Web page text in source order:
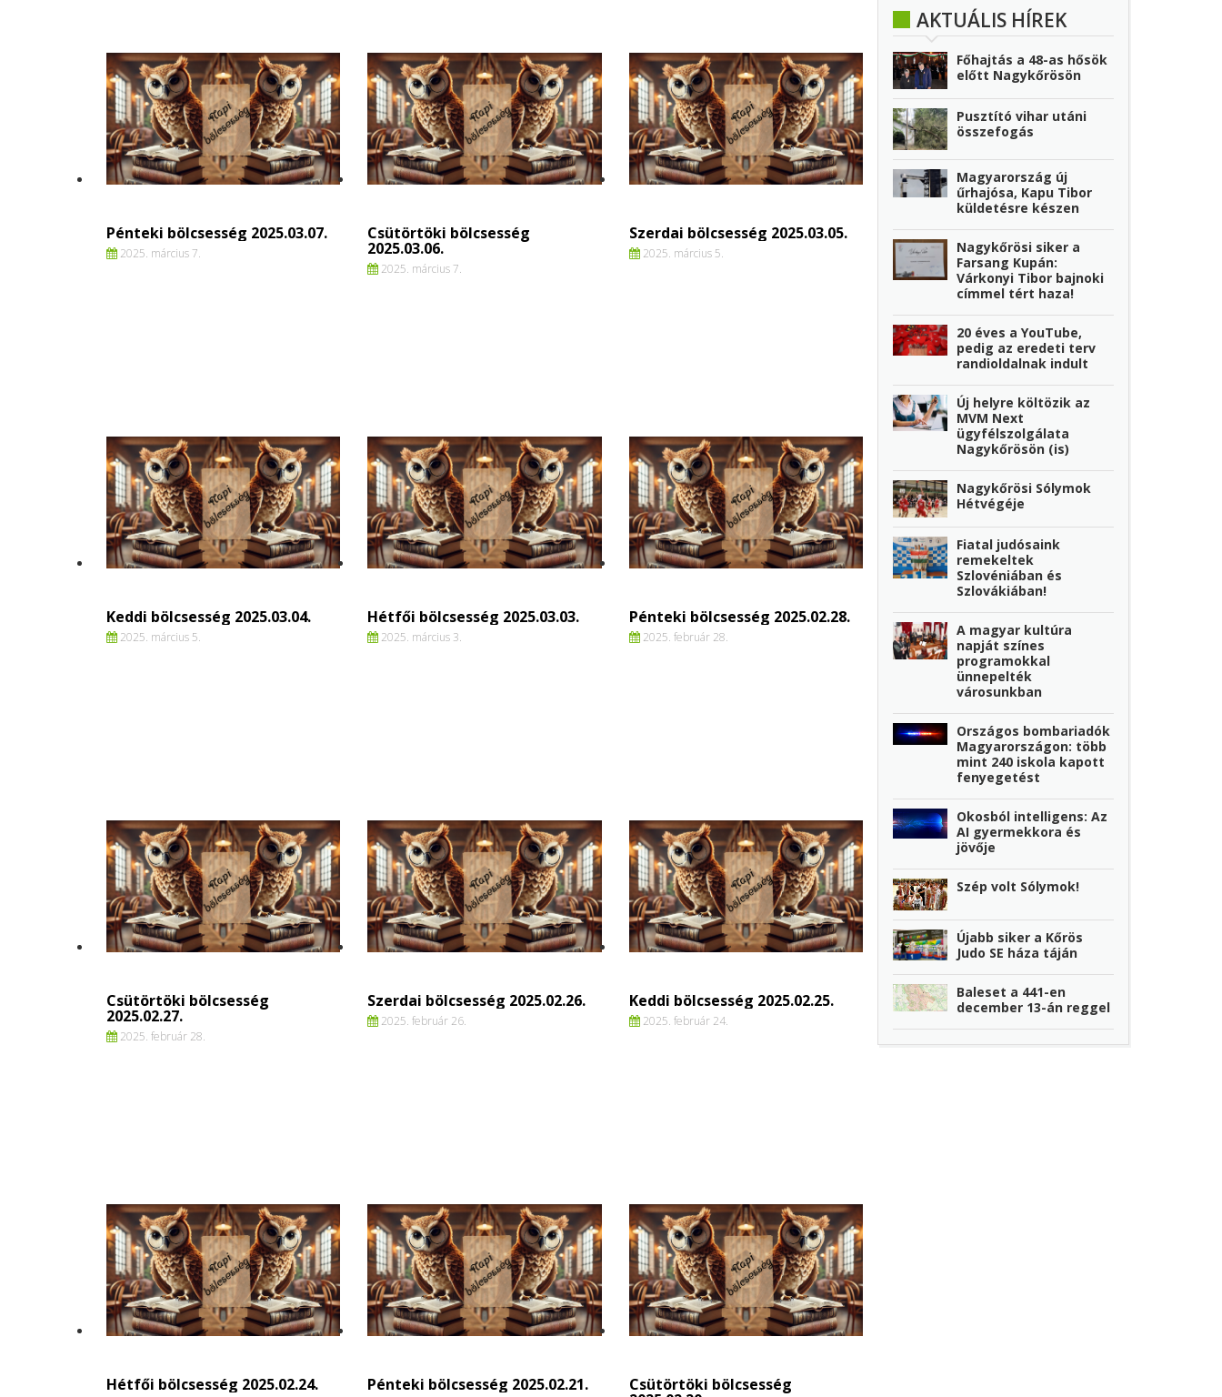
Pénteki bölcsesség 2025.03.07.
2025. március 7.
Csütörtöki bölcsesség
2025.03.06.
2025. március 7.
Szerdai bölcsesség 2025.03.05.
2025. március 5.
Keddi bölcsesség 2025.03.04.
2025. március 5.
Hétfői bölcsesség 2025.03.03.
2025. március 3.
Pénteki bölcsesség 2025.02.28.
2025. február 28.
Csütörtöki bölcsesség
2025.02.27.
2025. február 28.
Szerdai bölcsesség 2025.02.26.
2025. február 26.
Keddi bölcsesség 2025.02.25.
2025. február 24.
Hétfői bölcsesség 2025.02.24. Pénteki bölcsesség 2025.02.21. Csütörtöki bölcsesség
AKTUÁLIS HÍREK
Főhajtás a 48-as hősök
előtt Nagykőrösön
Pusztító vihar utáni
összefogás
Magyarország új
űrhajósa, Kapu Tibor
küldetésre készen
Nagykőrösi siker a
Farsang Kupán:
Várkonyi Tibor bajnoki
címmel tért haza!
20 éves a YouTube,
pedig az eredeti terv
randioldalnak indult
Új helyre költözik az
MVM Next
ügyfélszolgálata
Nagykőrösön (is)
Nagykőrösi Sólymok
Hétvégéje
Fiatal judósaink
remekeltek
Szlovéniában és
Szlovákiában!
A magyar kultúra
napját színes
programokkal
ünnepelték
városunkban
Országos bombariadók
Magyarországon: több
mint 240 iskola kapott
fenyegetést
Okosból intelligens: Az
AI gyermekkora és
jövője
Szép volt Sólymok!
Újabb siker a Kőrös
Judo SE háza táján
Baleset a 441-en
december 13-án reggel